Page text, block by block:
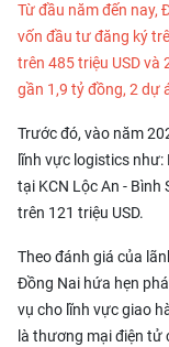
Từ đầu năm đến nay,
vốn đầu tư đăng ký
trên 485 triệu USD
gần 1,9 tỷ đồng, 2 dự
Trước đó, vào năm
lĩnh vực logistics như:
tại KCN Lộc An -
trên 121 triệu USD.
Theo đánh giá của
Đồng Nai hứa hẹn
vụ cho lĩnh vực giao
là thương mại điện tử